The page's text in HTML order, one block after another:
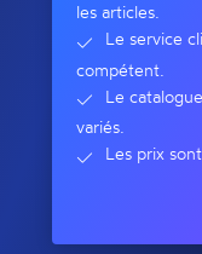
les articles.
Le service
compétent.
Le
variés.
Les prix